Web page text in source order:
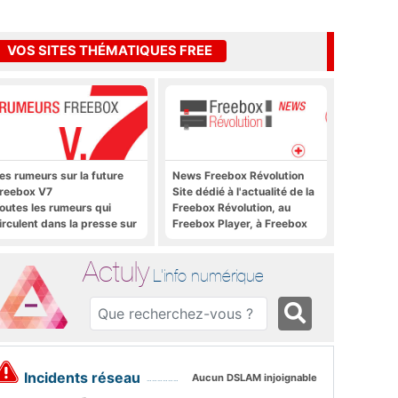
VOS SITES THÉMATIQUES FREE
rumeurs sur la future
V7
les rumeurs qui
dans la presse sur
News Freebox Révolution
Site dédié à l'actualité de la
Freebox Révolution, au
Freebox Player, à Freebox
Actuly L'info numérique
Incidents réseau Aucun DSLAM injoignable